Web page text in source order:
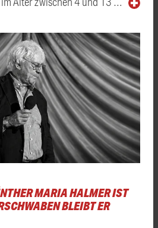
MARIA HALMER IST
BLEIBT ER